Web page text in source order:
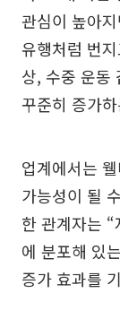
관심이 높아
유행처럼 번
상, 수중 운동
꾸준히 증가
업계에서는
가능성이 될
한 관계자는
에 분포해 있
증가 효과를